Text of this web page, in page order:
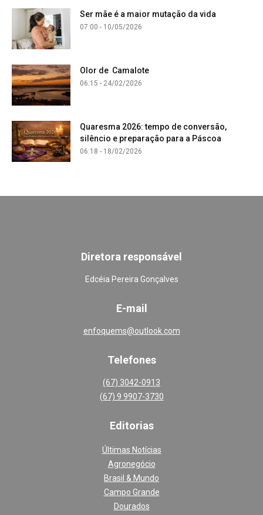
Ser mãe é a maior mutação da vida
07:00 - 10/05/2026
Olor de Camalote
06:15 - 24/02/2026
Quaresma 2026: tempo de conversão,
silêncio e preparação para a Páscoa
06:18 - 18/02/2026
Diretora responsável
Edcéia Pereira Gonçalves
E-mail
enfoquems@outlook.com
Telefones
(67) 3042-0913
(67) 9 9907-3730
Editorias
Últimas Notícias
Agronegócio
Brasil & Mundo
Campo Grande
Dourados